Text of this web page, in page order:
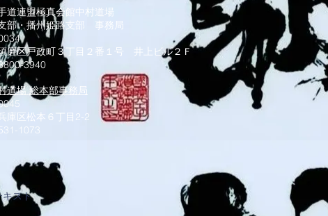
道連盟極真会館中村道場
部・播州姫路支部 事務局
磨区戸政町３丁目２番１号 井上ビル２Ｆ
3940
道場 総本部事務局
庫区松本６丁目2-2
1073
キスト